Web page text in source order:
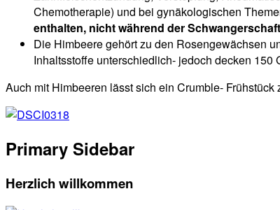
Chemotherapie) und bei gynäkologischen
enthalten, nicht während der
Die Himbeere gehört zu den Rosengewächsen
Inhaltsstoffe unterschiedlich- jedoch decken
Auch mit Himbeeren lässt sich ein Crumble-
Primary Sidebar
Herzlich willkommen